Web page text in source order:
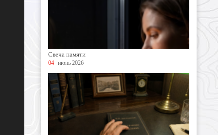
Свеча памяти
04 июнь 2026